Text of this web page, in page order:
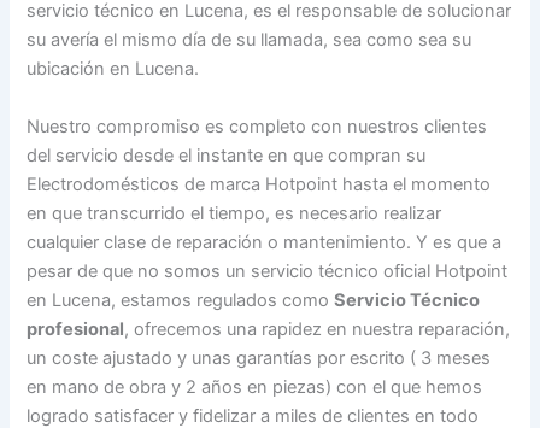
servicio técnico en Lucena, es el responsable de solucionar
su avería el mismo día de su llamada, sea como sea su
ubicación en Lucena.
Nuestro compromiso es completo con nuestros clientes
del servicio desde el instante en que compran su
Electrodomésticos de marca Hotpoint hasta el momento
en que transcurrido el tiempo, es necesario realizar
cualquier clase de reparación o mantenimiento. Y es que a
pesar de que no somos un servicio técnico oficial Hotpoint
en Lucena, estamos regulados comoServicio Técnico
profesional, ofrecemos una rapidez en nuestra reparación,
un coste ajustado y unas garantías por escrito ( 3 meses
en mano de obra y 2 años en piezas) con el que hemos
logrado satisfacer y fidelizar a miles de clientes en todo